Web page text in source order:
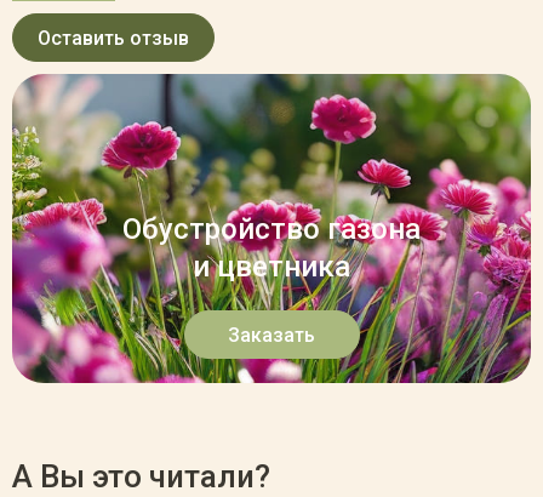
Оставить отзыв
Обустройство газона
и цветника
Заказать
А Вы это читали?